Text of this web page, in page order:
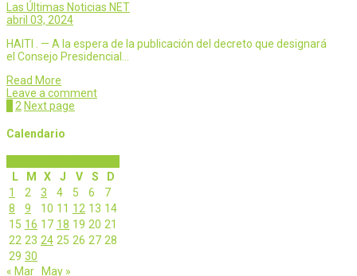
Las Últimas Noticias NET
abril 03, 2024
HAITI . — A la espera de la publicación del decreto que designará
el Consejo Presidencial…
Read More
Leave a comment
Page
Page
2 Next page
Calendario
L
M X J V S
D
1
2 3 4 5 6
7
8
9 10 11 12 13 14
15 16 17 18 19 20 21
22 23 24 25 26 27 28
29 30
« Mar May »